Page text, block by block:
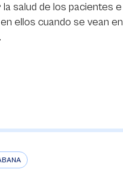
salud de los pacientes e
ellos cuando se vean en